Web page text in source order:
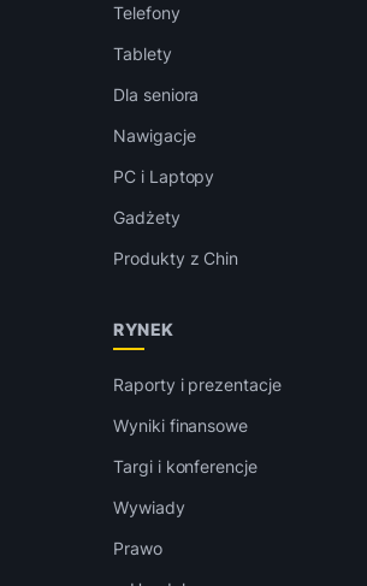
Telefony
Tablety
Dla seniora
Nawigacje
PC i Laptopy
Gadżety
Produkty z Chin
RYNEK
Raporty i prezentacje
Wyniki finansowe
Targi i konferencje
Wywiady
Prawo